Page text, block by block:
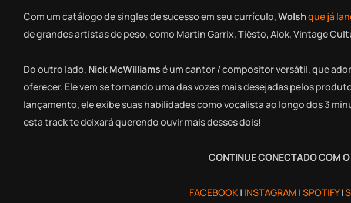
Com um catálogo de singles de sucesso em seu currículo,Wolshque já
de grandes artistas de peso, como Martin Garrix, Tiësto, Alok, Vintage
Do outro lado, Nick McWilliamsé um cantor / compositor versátil, que
oferecer. Ele vem se tornando uma das vozes mais desejadas pelos
lançamento, ele exibe suas habilidades como vocalista ao longo dos 3
esta track te deixará querendo ouvir mais desses dois!
CONTINUE CONECTADO COM
FACEBOOK| INSTAGRAM |SPOTIFY|